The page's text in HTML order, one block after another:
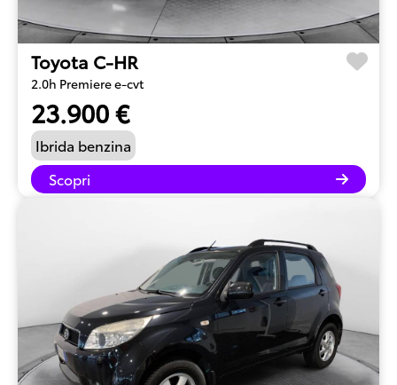
Toyota C-HR
2.0h Premiere e-cvt
23.900 €
Ibrida benzina
Scopri